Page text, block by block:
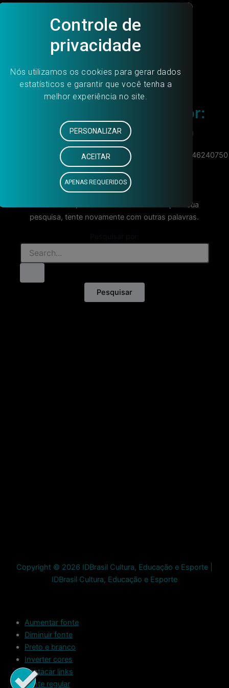
Main Menu
Search Results for:
306446240750
Início Resultados da pesquisa por: 306446240750
Lamentamos, mas nada foi encontrado para sua
pesquisa, tente novamente com outras palavras.
Copyright © 2026 IDBrasil Cultura, Educação e Esporte |
IDBrasil Cultura, Educação e Esporte
Aumentar fonte
Diminuir fonte
Preto e branco
Inverter cores
Destacar links
Fonte regular